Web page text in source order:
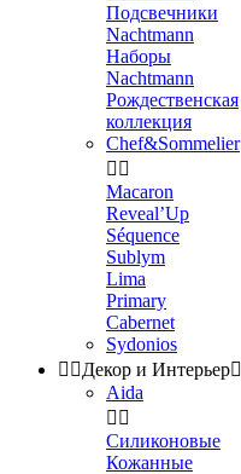
Подсвечники
Nachtmann
Наборы
Nachtmann
Рождественская
коллекция
Chef&Sommelier
 
Macaron
Reveal’Up
Séquence
Sublym
Lima
Primary
Cabernet
Sydonios
 Декор и Интерьер
Aida
 
Силиконовые
Кожанные